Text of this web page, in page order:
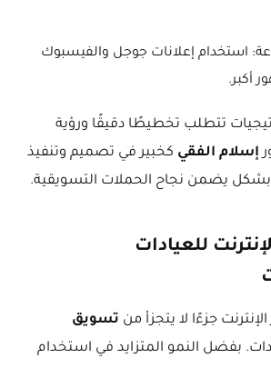
استخدام إعلانات جوجل والفيسبوك
أكبر.
تتطلب تخطيطًا دقيقًا ورؤية
إسلام الفقي كخبير في تصميم وتنفيذ
بشكل يضمن نجاح الحملات التسويقية.
للعيادات
جزءًا لا يتجزأ من تسويق
بفضل النمو المتزايد في استخدام